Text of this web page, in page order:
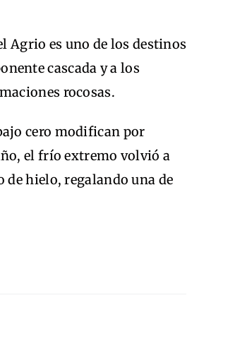
Agrio es uno de los destinos
cascada y a los
rocosas.
cero modifican por
el frío extremo volvió a
de hielo, regalando una de